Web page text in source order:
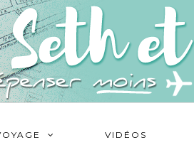
VIDÉOS